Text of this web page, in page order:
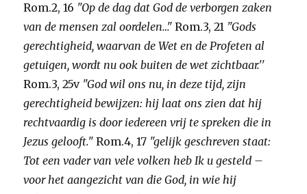
Rom.2, 16 "Op de dag dat God de verborgen zaken
van de mensen zal oordelen…" Rom.3, 21 "Gods
gerechtigheid, waarvan de Wet en de Profeten al
getuigen, wordt nu ook buiten de wet zichtbaar.''
Rom.3, 25v "God wil ons nu, in deze tijd, zijn
gerechtigheid bewijzen: hij laat ons zien dat hij
rechtvaardig is door iedereen vrij te spreken die in
Jezus gelooft." Rom.4, 17 "gelijk geschreven staat:
Tot een vader van vele volken heb Ik u gesteld –
voor het aangezicht van die God, in wie hij